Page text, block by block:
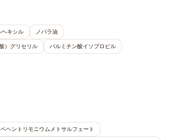
ヘキシル ノバラ油
）グリセリル
パルミチン酸イソプロピル
ベヘントリモニウムメトサルフェート